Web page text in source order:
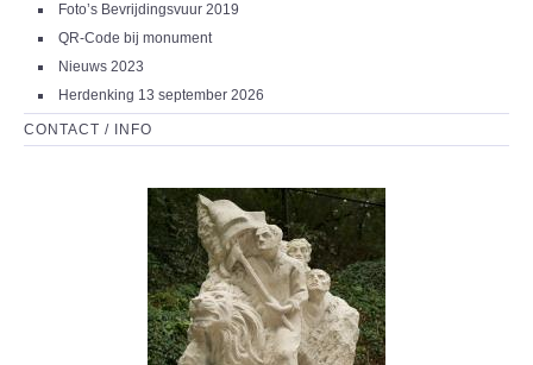
Foto’s Bevrijdingsvuur 2019
QR-Code bij monument
Nieuws 2023
Herdenking 13 september 2026
CONTACT / INFO